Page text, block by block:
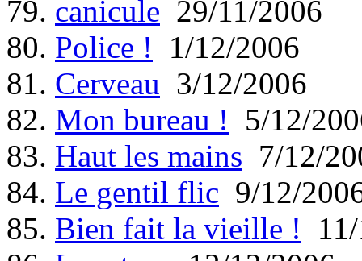
79. canicule 29/11/2006
80. Police ! 1/12/2006
81. Cerveau 3/12/2006
82. Mon bureau ! 5/12/
83. Haut les mains 7/12/
84. Le gentil flic 9/12/
85. Bien fait la vieille !